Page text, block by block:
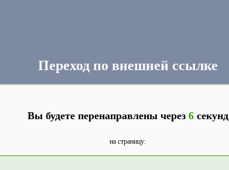
Переход по внешней ссылке
Вы будете перенаправлены через 6секунд
на страницу: